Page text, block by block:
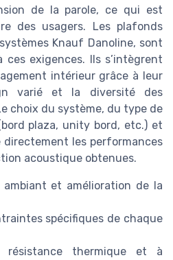
de la parole, ce qui est
des usagers. Les plafonds
Knauf Danoline, sont
ces exigences. Ils s’intègrent
intérieur grâce à leur
varié et la diversité des
choix du système, du type de
plaza, unity bord, etc.) et
directement les performances
acoustique obtenues.
et amélioration de la
spécifiques de chaque
thermique et à